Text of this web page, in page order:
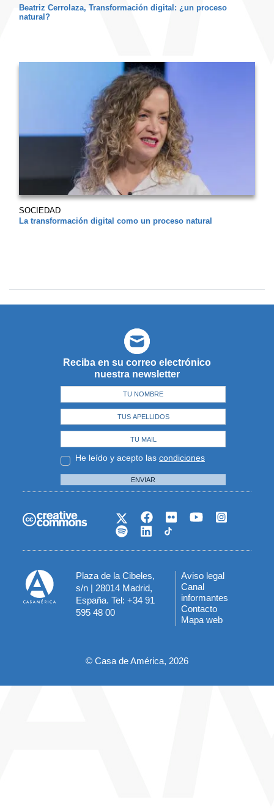
Beatriz Cerrolaza, Transformación digital: ¿un proceso
natural?
SOCIEDAD
La transformación digital como un proceso natural
Reciba en su correo electrónico
nuestra newsletter
He leído y acepto las condiciones
ENVIAR
Plaza de la Cibeles,
s/n | 28014 Madrid,
España. Tel: +34 91
595 48 00
Menú
del
pie
Aviso legal
Canal
informantes
Contacto
Mapa web
© Casa de América, 2026